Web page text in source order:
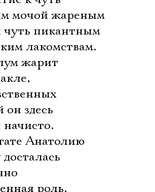
мочой жареным
чуть пикантным
лакомствам.
жарит
он здесь
начисто.
Анатолию
роль.